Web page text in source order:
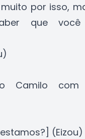
muito por isso,
que
Camilo
(Eizou)